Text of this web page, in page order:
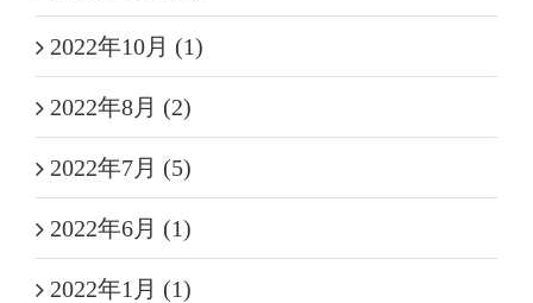
2022年10月 (1)
2022年8月 (2)
2022年7月 (5)
2022年6月 (1)
2022年1月 (1)